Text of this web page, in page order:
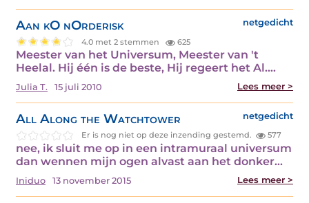
Aan kO nOrderisk netgedicht
4.0 met 2 stemmen 625
Meester van het Universum, Meester van 't
Heelal. Hij één is de beste, Hij regeert het Al.…
Julia T. 15 juli 2010 Lees meer >
All Along the Watchtower netgedicht
Er is nog niet op deze inzending gestemd. 577
nee, ik sluit me op in een intramuraal universum
dan wennen mijn ogen alvast aan het donker…
Iniduo 13 november 2015 Lees meer >